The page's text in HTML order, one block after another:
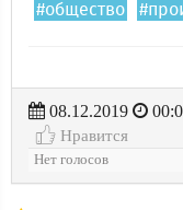
#общество
08.12.2019
Нравится
Нет голосов